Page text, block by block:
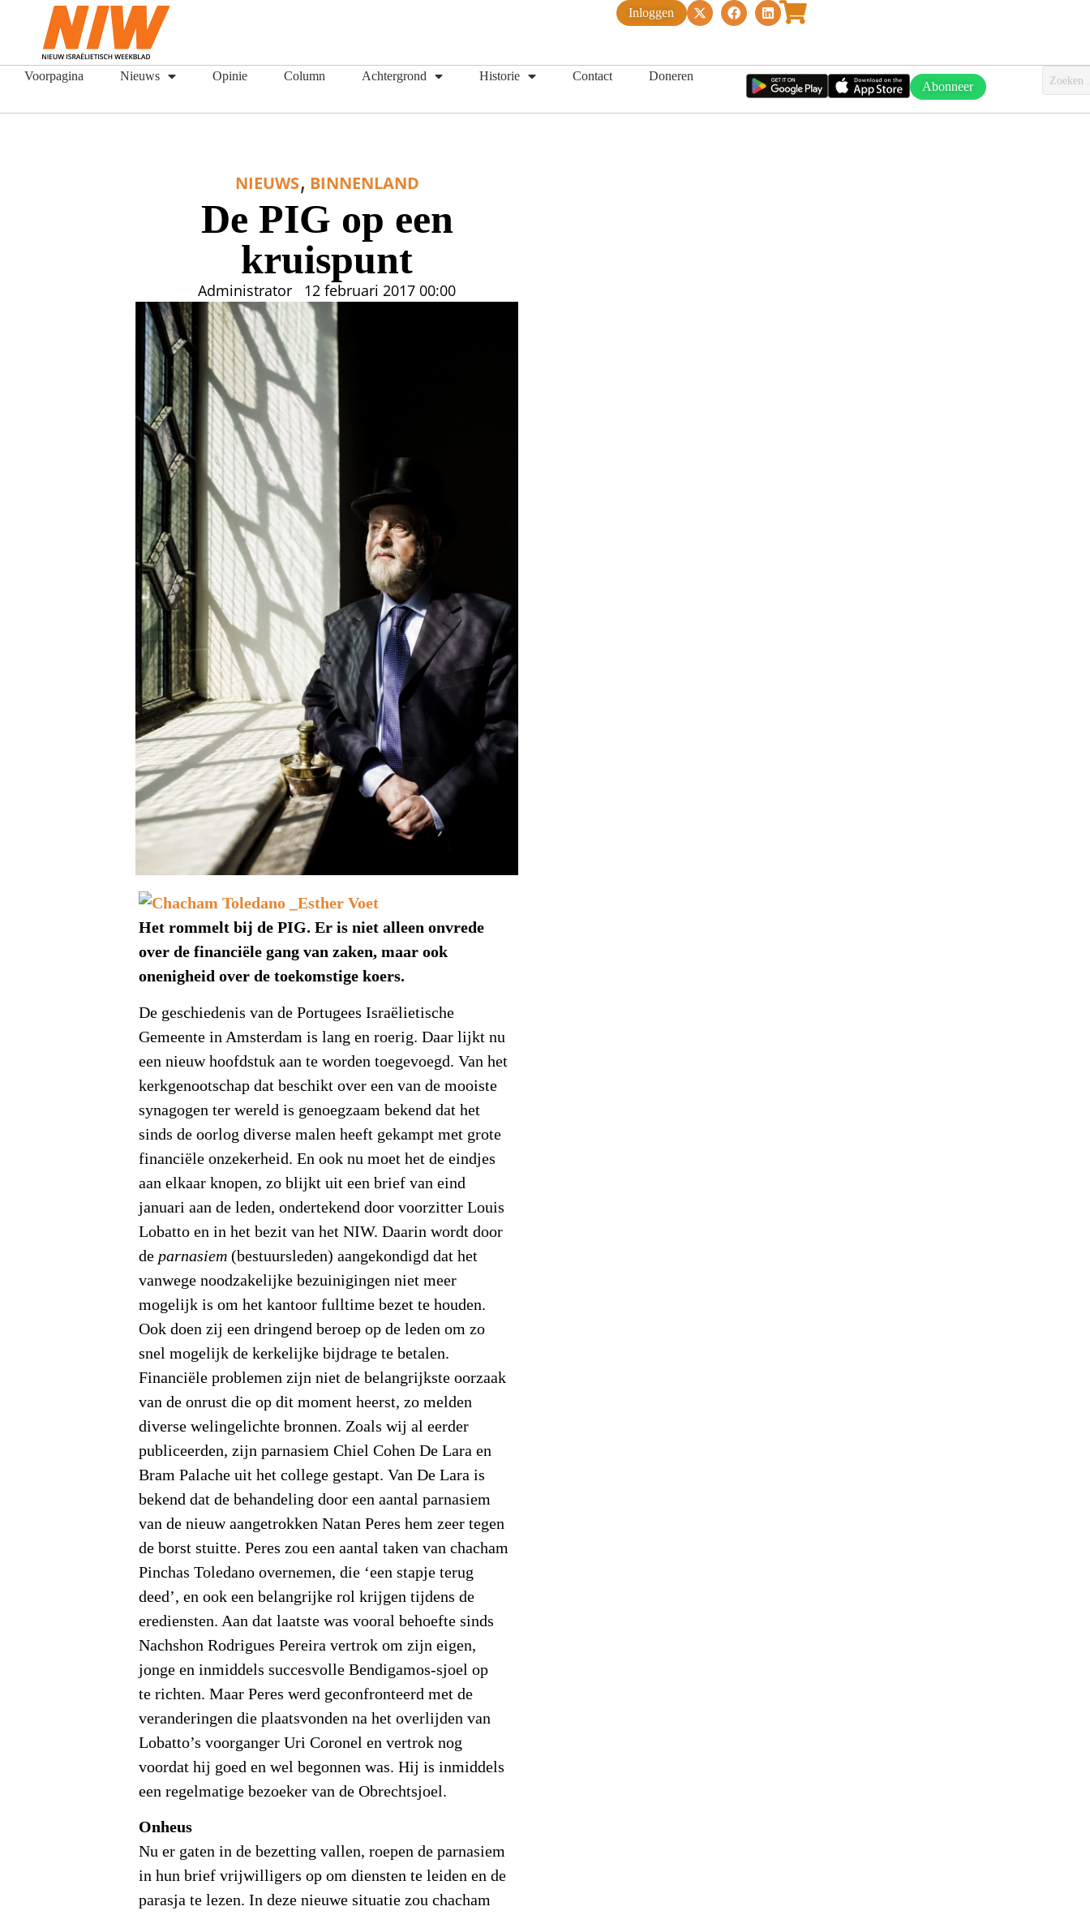
Inloggen
Voorpagina Nieuws Opinie Column Achtergrond Historie Contact Doneren
Abonneer
NIEUWS, BINNENLAND
De PIG op een
kruispunt
Administrator 12 februari 2017 00:00
Het rommelt bij de PIG. Er is niet alleen onvrede
over de financiële gang van zaken, maar ook
onenigheid over de toekomstige koers.
De geschiedenis van de Portugees Israëlietische
Gemeente in Amsterdam is lang en roerig. Daar lijkt nu
een nieuw hoofdstuk aan te worden toegevoegd. Van het
kerkgenootschap dat beschikt over een van de mooiste
synagogen ter wereld is genoegzaam bekend dat het
sinds de oorlog diverse malen heeft gekampt met grote
financiële onzekerheid. En ook nu moet het de eindjes
aan elkaar knopen, zo blijkt uit een brief van eind
januari aan de leden, ondertekend door voorzitter Louis
Lobatto en in het bezit van het NIW. Daarin wordt door
deparnasiem (bestuursleden) aangekondigd dat het
vanwege noodzakelijke bezuinigingen niet meer
mogelijk is om het kantoor fulltime bezet te houden.
Ook doen zij een dringend beroep op de leden om zo
snel mogelijk de kerkelijke bijdrage te betalen.
Financiële problemen zijn niet de belangrijkste oorzaak
van de onrust die op dit moment heerst, zo melden
diverse welingelichte bronnen. Zoals wij al eerder
publiceerden, zijn parnasiem Chiel Cohen De Lara en
Bram Palache uit het college gestapt. Van De Lara is
bekend dat de behandeling door een aantal parnasiem
van de nieuw aangetrokken Natan Peres hem zeer tegen
de borst stuitte. Peres zou een aantal taken van chacham
Pinchas Toledano overnemen, die ‘een stapje terug
deed’, en ook een belangrijke rol krijgen tijdens de
erediensten. Aan dat laatste was vooral behoefte sinds
Nachshon Rodrigues Pereira vertrok om zijn eigen,
jonge en inmiddels succesvolle Bendigamos-sjoel op
te richten. Maar Peres werd geconfronteerd met de
veranderingen die plaatsvonden na het overlijden van
Lobatto’s voorganger Uri Coronel en vertrok nog
voordat hij goed en wel begonnen was. Hij is inmiddels
een regelmatige bezoeker van de Obrechtsjoel.
Onheus
Nu er gaten in de bezetting vallen, roepen de parnasiem
in hun brief vrijwilligers op om diensten te leiden en de
parasja te lezen. In deze nieuwe situatie zou chacham